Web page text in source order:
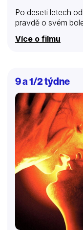
Po deseti letech
pravdě o svém
Více o filmu
9 a 1/2 týdne